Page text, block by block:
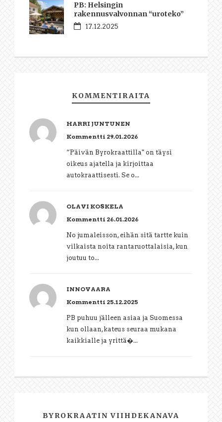
PB: Helsingin
rakennusvalvonnan “uroteko”
17.12.2025
KOMMENTIRAITA
HARRI JUNTUNEN
Kommentti 29.01.2026
“Päivän Byrokraattilla" on täysi
oikeus ajatella ja kirjoittaa
autokraattisesti. Se o...
OLAVI KOSKELA
Kommentti 26.01.2026
No jumaleisson, eihän sitä tartte kuin
vilkaista noita rantaruottalaisia, kun
joutuu to...
INNOVAARA
Kommentti 25.12.2025
PB puhuu jälleen asiaa ja Suomessa
kun ollaan,kateus seuraa mukana
kaikkialle ja yrittä�...
BYROKRAATIN VIIHDEKANAVA